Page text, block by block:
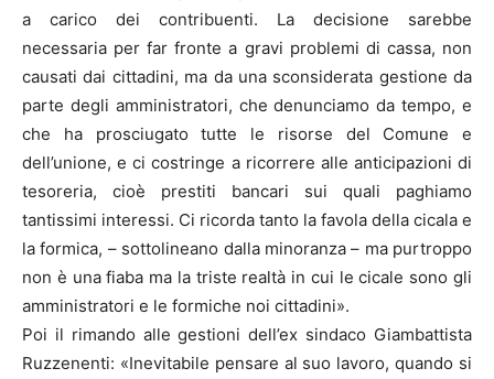
a carico dei contribuenti. La decisione sarebbe
necessaria per far fronte a gravi problemi di cassa, non
causati dai cittadini, ma da una sconsiderata gestione da
parte degli amministratori, che denunciamo da tempo, e
che ha prosciugato tutte le risorse del Comune e
dell’unione, e ci costringe a ricorrere alle anticipazioni di
tesoreria, cioè prestiti bancari sui quali paghiamo
tantissimi interessi. Ci ricorda tanto la favola della cicala e
la formica, – sottolineano dalla minoranza – ma purtroppo
non è una fiaba ma la triste realtà in cui le cicale sono gli
amministratori e le formiche noi cittadini».
Poi il rimando alle gestioni dell’ex sindaco Giambattista
Ruzzenenti: «Inevitabile pensare al suo lavoro, quando si